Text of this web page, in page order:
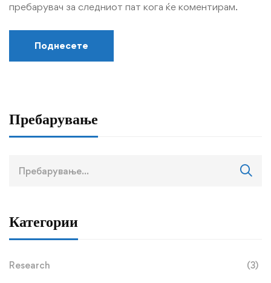
пребарувач за следниот пат кога ќе коментирам.
Пребарување
Категории
Research (3)